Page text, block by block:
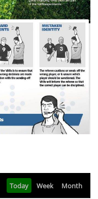
Today Week Month